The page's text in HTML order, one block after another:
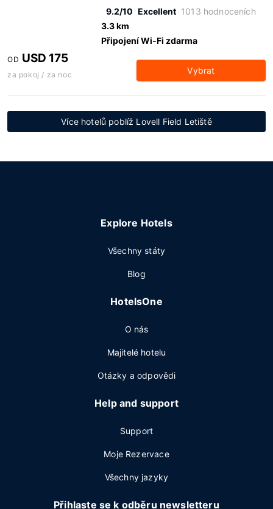
9.2/10 Excellent 1013 hodnoceních
3.3 km
Připojení Wi-Fi zdarma
OD USD 175
za pokoj / za noc Vybrat
Více hotelů poblíž Lovell Field Letiště
Explore Hotels
Všechny státy
Blog
HotelsOne
O nás
Majitelé hotelu
Otázky a odpovědi
Help and support
Support
Moje Rezervace
Všechny jazyky
Přihlaste se k odběru newsletteru